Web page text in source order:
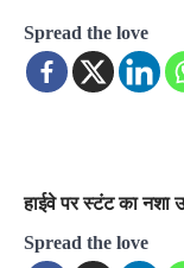
Spread the love
हाईवे पर स्टंट का नशा
Spread the love